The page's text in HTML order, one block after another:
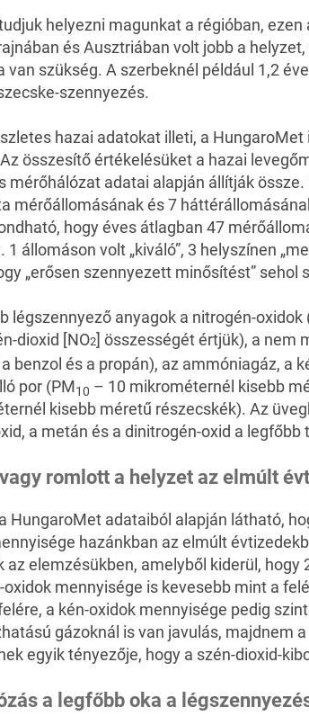
helyezni magunkat a régióban, ezen
és Ausztriában volt jobb a
van szükség. A szerbeknél például 1,2
szennyezés.
hazai adatokat illeti, a
összesítő értékelésüket a hazai
mérőhálózat adatai alapján állítják össze.
mérőállomásának és 7
hogy éves átlagban 47
1 állomáson volt „kiváló”, 3 helyszínen
„erősen szennyezett minősítést” sehol
légszennyező anyagok a nitrogén-
dioxid [NO2] összességét értjük), a nem
benzol és a propán), az ammóniagáz, a
por (PM10 – 10 mikrométernél kisebb
kisebb méretű részecskék). Az
a metán és a dinitrogén-oxid a legfőbb
romlott a helyzet az elmúlt
HungaroMet adataiból alapján látható,
hazánkban az elmúlt
az elemzésükben, amelyből kiderül, hogy
oxidok mennyisége is kevesebb mint a
a kén-oxidok mennyisége pedig
gázoknál is van javulás, majdnem
egyik tényezője, hogy a szén-dioxid-
a legfőbb oka a